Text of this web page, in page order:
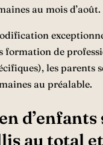
au mois d’août.
formation de
les parents
au préalable.
d’enfants
au total